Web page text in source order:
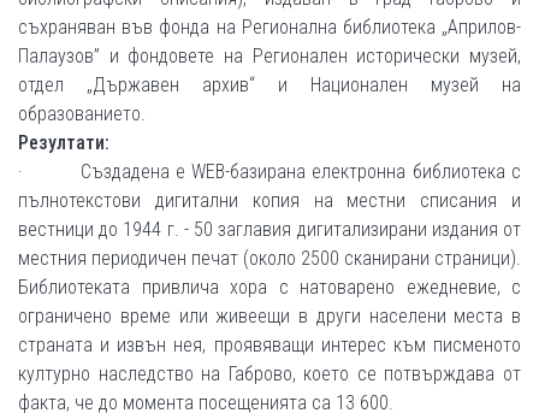
съхраняван във фонда на Регионална библиотека „Априлов-
Палаузов” и фондовете на Регионален исторически музей,
отдел „Държавен архив“ и Национален музей на
образованието.
Резултати:
· Създадена е WEB-базирана електронна библиотека с
пълнотекстови дигитални копия на местни списания и
вестници до 1944 г. - 50 заглавия дигитализирани издания от
местния периодичен печат (около 2500 сканирани страници).
Библиотеката привлича хора с натоварено ежедневие, с
ограничено време или живеещи в други населени места в
страната и извън нея, проявяващи интерес към писменото
културно наследство на Габрово, което се потвърждава от
факта, че до момента посещенията са 13 600.